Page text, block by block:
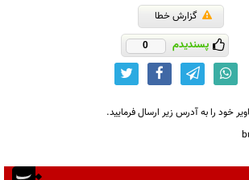
گزارش خطا
پسندیدم 0
خود را به آدرس زیر ارسال فرمایید.